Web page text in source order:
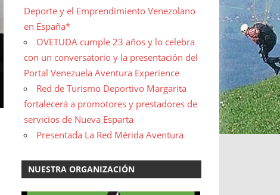
Deporte y el Emprendimiento Venezolano
en España*
OVETUDA cumple 23 años y lo celebra
con un conversatorio y la presentación del
Portal Venezuela Aventura Experience
Red de Turismo Deportivo Margarita
fortalecerá a promotores y prestadores de
servicios de Nueva Esparta
Presentada La Red Mérida Aventura
NUESTRA ORGANIZACIÓN